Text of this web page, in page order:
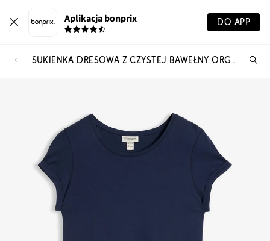
Aplikacja bonprix DO APP
SUKIENKA DRESOWA Z CZYSTEJ BAWEŁNY ORGANICZNEJ